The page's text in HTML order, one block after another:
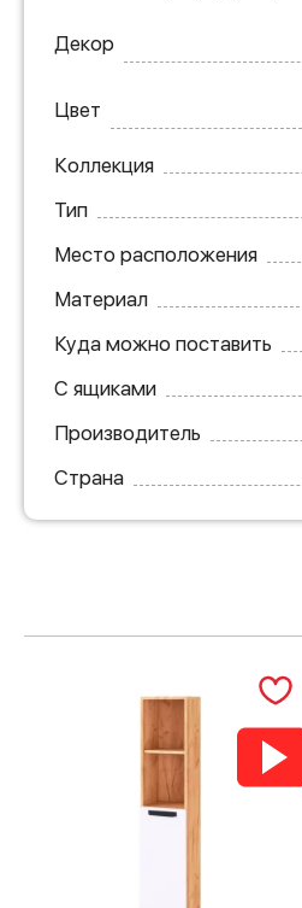
Декор
Цвет
Коллекция
Тип
Место расположения
Материал
Куда можно поставить
С ящиками
Производитель
Страна